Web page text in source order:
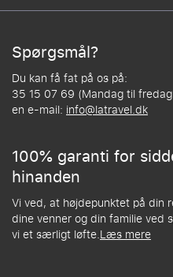
Spørgsmål?
Du kan få fat på os på:
35 15 07 69 (Mandag til
en e-mail: info@latravel.dk
100% garanti for
hinanden
Vi ved, at højdepunktet på din
dine venner og din familie ved
vi et særligt løfte.Læs mere